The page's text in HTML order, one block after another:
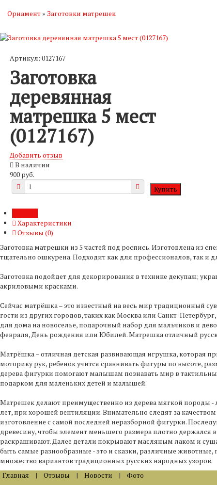
Орнамент » Заготовки матрешек
Артикул: 0127167
Заготовка
деревянная
матрешка 5 мест
(0127167)
Добавить отзыв
В наличии
900 руб.
Характеристики
Отзывы (0)
Заготовка матрешки из 5 частей под роспись. Изготовлена из
тщательно ошкурена. Подходит как для профессионалов, так и
Заготовка подойдет для декорирования в технике декупаж;
акриловыми красками.
Сейчас матрёшка – это известный на весь мир традиционный
гости из других городов, таких как Москва или Санкт-
для дома на новоселье, подарочный набор для мальчиков и
февраля, День рождения или Юбилей. Матрешка отличный
Матрёшка – отличная детская развивающая игрушка, которая
моторику рук, ребенок учится сравнивать фигуры по высоте,
дерева фигурки помогают малышам познавать мир в
подарком для маленьких детей и малышей.
Матрешек делают преимущественно из дерева мягкой породы -
лет, при хорошей вентиляции. Внимательно следят за
изготовление с самой последней неразборной фигурки.
древесину, чтобы элемент меньшего размера плотно
раскрашивают. Далее детали покрывают масляным лаком и
быть самые разнообразные - это и сказки, различные
множество вариантов традиционных русских народных узоров.
Главная
| Отзывы | Новости | Фото